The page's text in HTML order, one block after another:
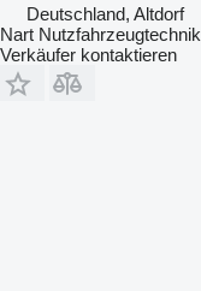
Deutschland, Altdorf
Nart Nutzfahrzeugtechnik
Verkäufer kontaktieren